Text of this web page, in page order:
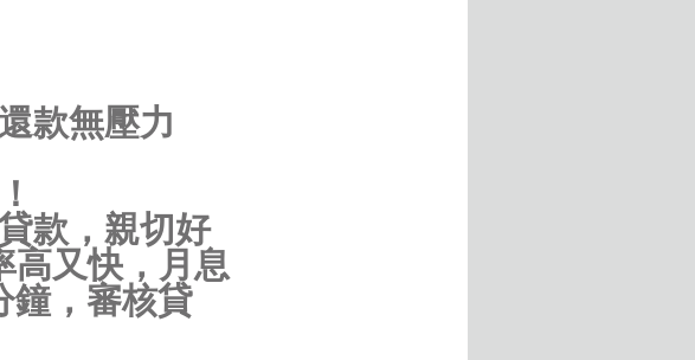
款無壓力
款，親切好
高又快，月息
鐘，審核貸